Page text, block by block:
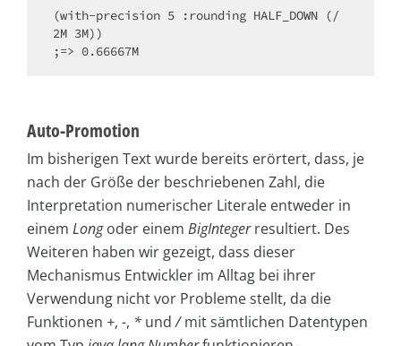
(with-precision 5 :rounding HALF_DOWN (/
2M 3M))
;=> 0.66667M
Auto-Promotion
Im bisherigen Text wurde bereits erörtert, dass, je
nach der Größe der beschriebenen Zahl, die
Interpretation numerischer Literale entweder in
einem Longoder einem BigIntegerresultiert. Des
Weiteren haben wir gezeigt, dass dieser
Mechanismus Entwickler im Alltag bei ihrer
Verwendung nicht vor Probleme stellt, da die
Funktionen +, -, * und/mit sämtlichen Datentypen